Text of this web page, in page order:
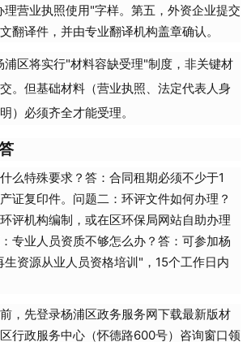
营业执照使用"字样。第五，外资企业提交
翻译件，并由专业翻译机构盖章确认。
区将实行"材料容缺受理"制度，非关键材
。但基础材料（营业执照、法定代表人身
）必须齐全才能受理。
么特殊要求？答：合同租期必须不少于1
证复印件。问题二：环评文件如何办理？
评机构编制，或在区环保局网站自助办理
专业人员资质不够怎么办？答：可参加杨
资源从业人员资格培训"，15个工作日内
，先登录杨浦区政务服务网下载最新版材
行政服务中心（怀德路600号）咨询窗口领